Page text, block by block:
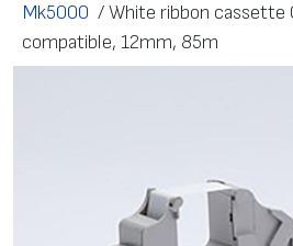
Mk5000 /White ribbon cassette
compatible, 12mm, 85m